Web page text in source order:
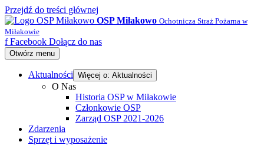
Przejdź do treści głównej
OSP Miłakowo Ochotnicza Straż Pożarna w
Miłakowie
f Facebook Dołącz do nas
Otwórz menu
Aktualności Więcej o: Aktualności
O Nas
Historia OSP w Miłakowie
Członkowie OSP
Zarząd OSP 2021-2026
Zdarzenia
Sprzęt i wyposażenie